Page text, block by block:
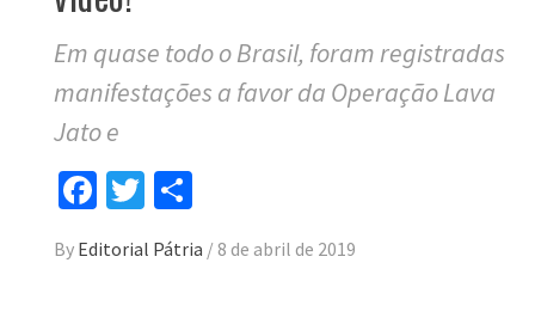
Em quase todo o Brasil, foram registradas
manifestações a favor da Operação Lava
Jato e
Facebook
Twitter
By Editorial Pátria /8 de abril de 2019